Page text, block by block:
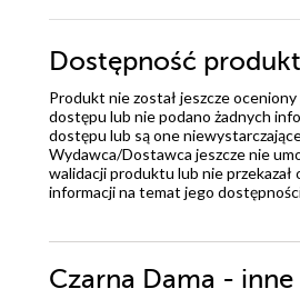
Dostępność
Produkt nie został jeszcze
dostępu lub nie podano żadnych
dostępu lub są one
Wydawca/Dostawca jeszcze nie
walidacji produktu lub nie przekazał
informacji na temat jego
Czarna Dama - inne